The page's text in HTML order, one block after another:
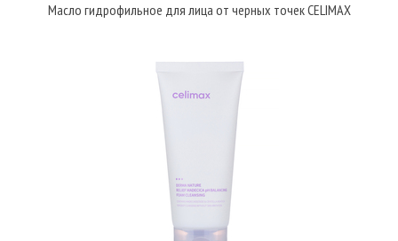
Масло гидрофильное для лица от черных точек CELIMAX